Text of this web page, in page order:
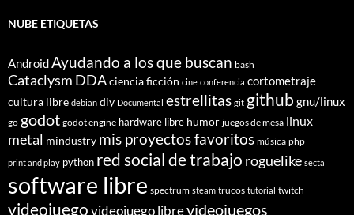
NUBE ETIQUETAS
AndroidAyudando a los que buscan bash
Cataclysm DDAciencia ficción cine conferencia cortometraje
cultura libre debian diy Documental estrellitas git github gnu/linux
go godot godot engine hardware libre humor juegos de mesa linux
metal mindustry mis proyectos favoritos música php
print and play python red social de trabajo roguelike secta
software libre spectrum steam trucos tutorial twitch
videojuegovideojuego librevideojuegos